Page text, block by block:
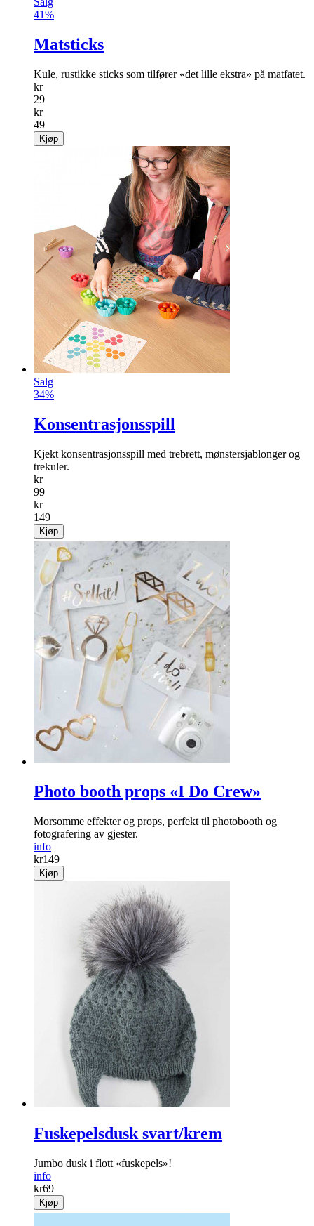
41%
Matsticks
Kule, rustikke sticks som tilfører «det lille ekstra» på matfatet.
kr
29
kr
49
Kjøp
Salg
34%
Konsentrasjonsspill
Kjekt konsentrasjonsspill med trebrett, mønstersjablonger og
trekuler.
kr
99
kr
149
Kjøp
Photo booth props «I Do Crew»
Morsomme effekter og props, perfekt til photobooth og
fotografering av gjester.
info
kr149
Kjøp
Fuskepelsdusk svart/krem
Jumbo dusk i flott «fuskepels»!
info
kr69
Kjøp